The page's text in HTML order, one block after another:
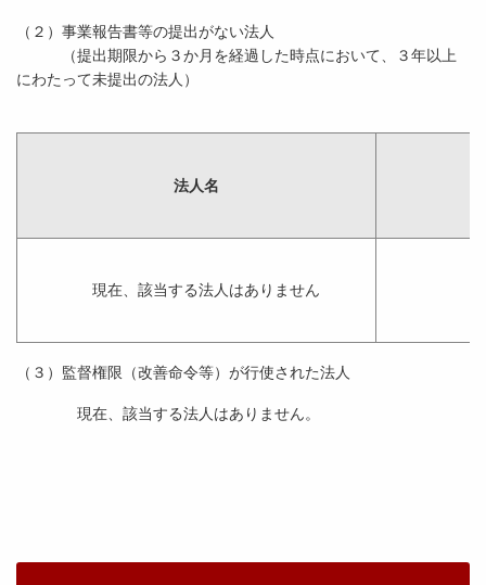
（２）事業報告書等の提出がない法人
（提出期限から３か月を経過した時点において、３年以上
にわたって未提出の法人）
法人名
現在、該当する法人はありません
（３）監督権限（改善命令等）が行使された法人
現在、該当する法人はありません。